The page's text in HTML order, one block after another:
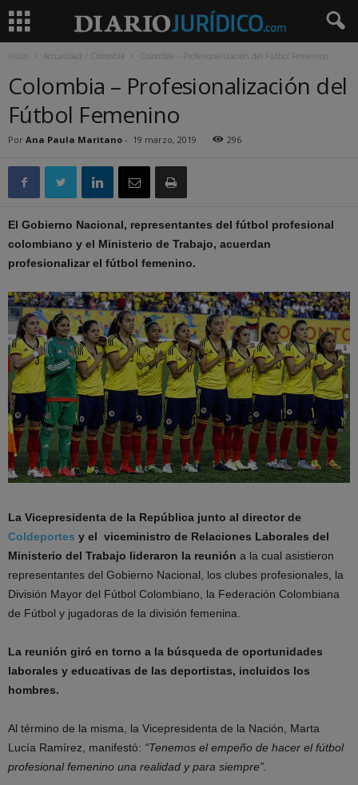
Inicio Actualidad / Colombia Colombia – Profesionalización del Fútbol Femenino
Colombia – Profesionalización del
Fútbol Femenino
Por Ana Paula Maritano - 19 marzo, 2019 296
El Gobierno Nacional, representantes del fútbol profesional
colombiano y el Ministerio de Trabajo, acuerdan
profesionalizar el fútbol femenino.
La Vicepresidenta de la República junto al director de
Coldeportes y el viceministro de Relaciones Laborales del
Ministerio del Trabajo lideraron la reunión a la cual asistieron
representantes del Gobierno Nacional, los clubes profesionales, la
División Mayor del Fútbol Colombiano, la Federación Colombiana
de Fútbol y jugadoras de la división femenina.
La reunión giró en torno a la búsqueda de oportunidades
laborales y educativas de las deportistas, incluidos los
hombres.
Al término de la misma, la Vicepresidenta de la Nación, Marta
Lucía Ramírez, manifestó: “Tenemos el empeño de hacer el fútbol
profesional femenino una realidad y para siempre”.